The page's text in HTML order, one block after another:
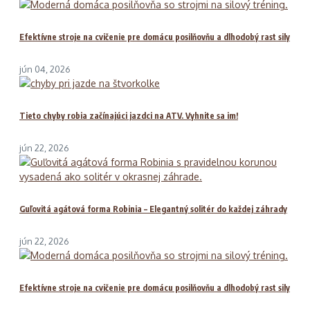
Efektívne stroje na cvičenie pre domácu posilňovňu a dlhodobý rast sily
jún 04, 2026
Tieto chyby robia začínajúci jazdci na ATV. Vyhnite sa im!
jún 22, 2026
Guľovitá agátová forma Robinia – Elegantný solitér do každej záhrady
jún 22, 2026
Efektívne stroje na cvičenie pre domácu posilňovňu a dlhodobý rast sily